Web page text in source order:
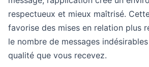
respectueux et mieux maîtrisé.
favorise des mises en relation plus
le nombre de messages
qualité que vous recevez.